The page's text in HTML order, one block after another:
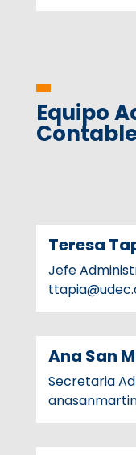
Equipo
Teresa
Jefe
Ana San
Secretaria